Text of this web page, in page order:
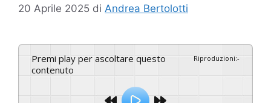
20 Aprile 2025 di Andrea Bertolotti
Premi play per ascoltare questo
contenuto
Riproduzioni:-